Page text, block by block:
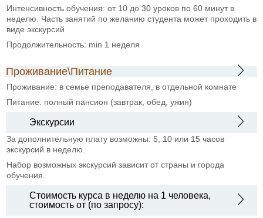
Интенсивность обучения: от 10 до 30 уроков по 60 минут в
неделю. Часть занятий по желанию студента может проходить в
виде экскурсий
Продолжительность: min 1 неделя
Проживание\Питание
Проживание: в семье преподавателя, в отдельной комнате
Питание: полный пансион (завтрак, обед, ужин)
Экскурсии
За дополнительную плату возможны: 5, 10 или 15 часов
экскурсий в неделю.
Набор возможных экскурсий зависит от страны и города
обучения.
Стоимость курса в неделю на 1 человека,
стоимость от (по запросу):